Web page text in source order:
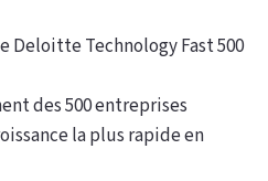
Deloitte Technology Fast 500
des 500 entreprises
la plus rapide en